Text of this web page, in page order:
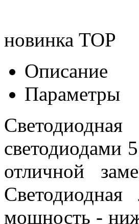
новинка TOP
Описание
Параметры
светодиодами
отличной
Светодиодная
мощность -